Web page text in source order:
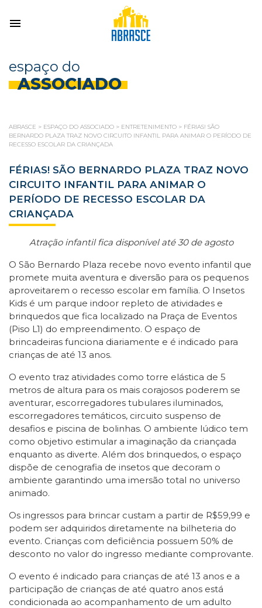
espaço do
ASSOCIADO
ABRASCE > ESPAÇO DO ASSOCIADO > ENTRETENIMENTO > FÉRIAS! SÃO
BERNARDO PLAZA TRAZ NOVO CIRCUITO INFANTIL PARA ANIMAR O PERÍODO DE
RECESSO ESCOLAR DA CRIANÇADA
FÉRIAS! SÃO BERNARDO PLAZA TRAZ NOVO
CIRCUITO INFANTIL PARA ANIMAR O
PERÍODO DE RECESSO ESCOLAR DA
CRIANÇADA
Atração infantil fica disponível até 30 de agosto
O São Bernardo Plaza recebe novo evento infantil que
promete muita aventura e diversão para os pequenos
aproveitarem o recesso escolar em família. O Insetos
Kids é um parque indoor repleto de atividades e
brinquedos que fica localizado na Praça de Eventos
(Piso L1) do empreendimento. O espaço de
brincadeiras funciona diariamente e é indicado para
crianças de até 13 anos.
O evento traz atividades como torre elástica de 5
metros de altura para os mais corajosos poderem se
aventurar, escorregadores tubulares iluminados,
escorregadores temáticos, circuito suspenso de
desafios e piscina de bolinhas. O ambiente lúdico tem
como objetivo estimular a imaginação da criançada
enquanto as diverte. Além dos brinquedos, o espaço
dispõe de cenografia de insetos que decoram o
ambiente garantindo uma imersão total no universo
animado.
Os ingressos para brincar custam a partir de R$59,99 e
podem ser adquiridos diretamente na bilheteria do
evento. Crianças com deficiência possuem 50% de
desconto no valor do ingresso mediante comprovante.
O evento é indicado para crianças de até 13 anos e a
participação de crianças de até quatro anos está
condicionada ao acompanhamento de um adulto